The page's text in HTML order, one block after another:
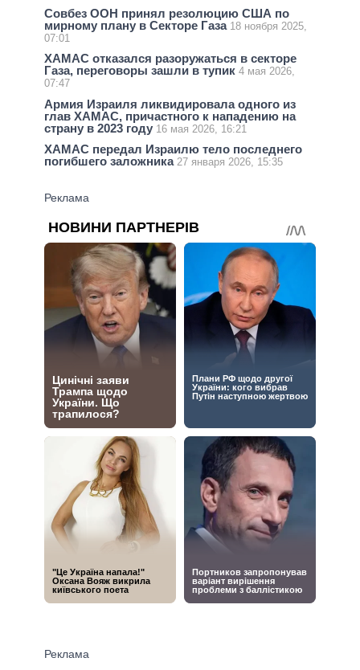
Совбез ООН принял резолюцию США по
мирному плану в Секторе Газа 18 ноября 2025,
07:01
ХАМАС отказался разоружаться в секторе
Газа, переговоры зашли в тупик 4 мая 2026,
07:47
Армия Израиля ликвидировала одного из
глав ХАМАС, причастного к нападению на
страну в 2023 году 16 мая 2026, 16:21
ХАМАС передал Израилю тело последнего
погибшего заложника 27 января 2026, 15:35